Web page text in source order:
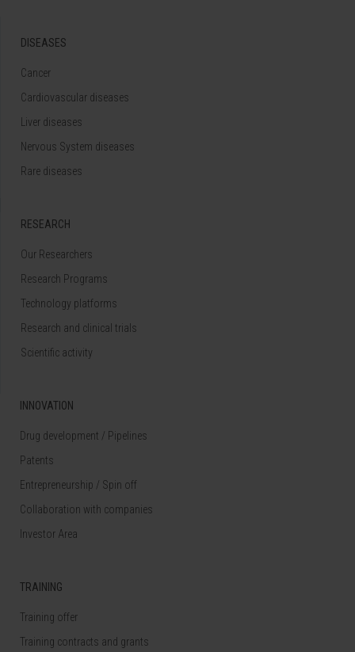
DISEASES
Cancer
Cardiovascular diseases
Liver diseases
Nervous System diseases
Rare diseases
RESEARCH
Our Researchers
Research Programs
Technology platforms
Research and clinical trials
Scientific activity
INNOVATION
Drug development / Pipelines
Patents
Entrepreneurship / Spin off
Collaboration with companies
Investor Area
TRAINING
Training offer
Training contracts and grants